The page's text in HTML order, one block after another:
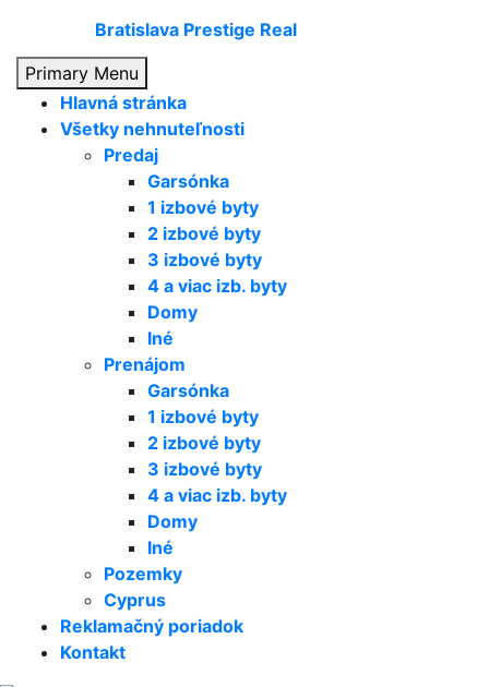
content
Bratislava Prestige Real
Primary Menu
Hlavná stránka
Všetky nehnuteľnosti
Predaj
Garsónka
1 izbové byty
2 izbové byty
3 izbové byty
4 a viac izb. byty
Domy
Iné
Prenájom
Garsónka
1 izbové byty
2 izbové byty
3 izbové byty
4 a viac izb. byty
Domy
Iné
Pozemky
Cyprus
Reklamačný poriadok
Kontakt